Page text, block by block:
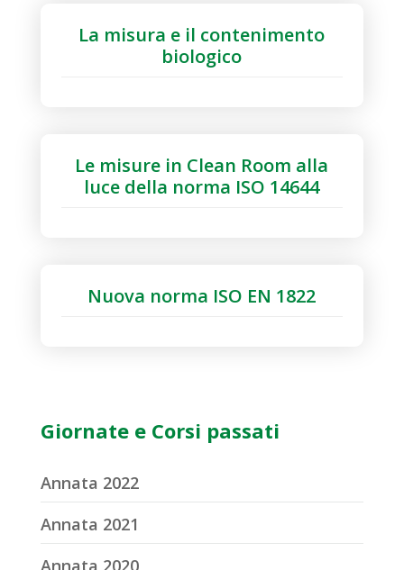
La misura e il contenimento
biologico
Le misure in Clean Room alla
luce della norma ISO 14644
Nuova norma ISO EN 1822
Giornate e Corsi passati
Annata 2022
Annata 2021
Annata 2020